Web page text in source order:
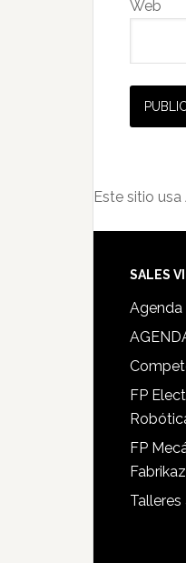
Web
Este sitio
SALES
Agenda
FP
FP